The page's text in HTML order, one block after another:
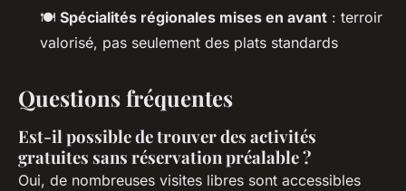
🍽️ Spécialités régionales mises en avant : terroir
valorisé, pas seulement des plats standards
Questions fréquentes
Est-il possible de trouver des activités
gratuites sans réservation préalable ?
Oui, de nombreuses visites libres sont accessibles